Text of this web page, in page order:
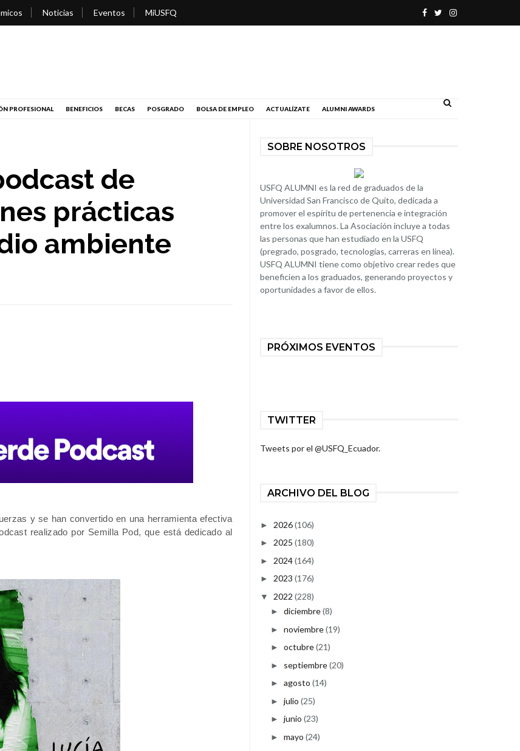
Noticias Eventos MiUSFQ
PROFESIONAL BENEFICIOS BECAS POSGRADO BOLSA DE EMPLEO ACTUALÍZATE ALUMNI AWARDS
de
prácticas
ambiente
y se han convertido en una herramienta efectiva
realizado por Semilla Pod, que está dedicado al
SOBRE NOSOTROS
USFQ ALUMNI es la red de graduados de la
Universidad San Francisco de Quito, dedicada a
promover el espíritu de pertenencia e integración
entre los exalumnos. La Asociación incluye a todas
las personas que han estudiado en la USFQ
(pregrado, posgrado, tecnologías, carreras en línea).
USFQ ALUMNI tiene como objetivo crear redes que
beneficien a los graduados, generando proyectos y
oportunidades a favor de ellos.
PRÓXIMOS EVENTOS
TWITTER
Tweets por el @USFQ_Ecuador.
ARCHIVO DEL BLOG
► 2026(106)
► 2025 (180)
► 2024(164)
► 2023 (176)
▼ 2022 (228)
► diciembre(8)
► noviembre(19)
► octubre(21)
► septiembre(20)
► agosto (14)
► julio (25)
► junio (23)
► mayo (24)